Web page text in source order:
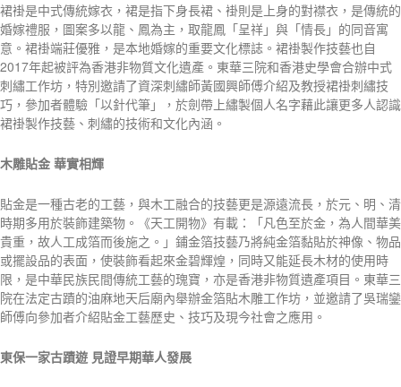
裙褂是中式傳統嫁衣，裙是指下身長裙、褂則是上身的對襟衣，是傳統的
婚嫁禮服，圖案多以龍、鳳為主，取龍鳳「呈祥」與「情長」的同音寓
意。裙褂端莊優雅，是本地婚嫁的重要文化標誌。裙褂製作技藝也自
2017年起被評為香港非物質文化遺產。東華三院和香港史學會合辦中式
刺繡工作坊，特別邀請了資深刺繡師黃國興師傅介紹及教授裙褂刺繡技
巧，參加者體驗「以針代筆」，於劍帶上繡製個人名字藉此讓更多人認識
裙褂製作技藝、刺繡的技術和文化內涵。
木雕貼金 華實相輝
貼金是一種古老的工藝，與木工融合的技藝更是源遠流長，於元、明、清
時期多用於裝飾建築物。《天工開物》有載：「凡色至於金，為人間華美
貴重，故人工成箔而後施之。」鋪金箔技藝乃將純金箔黏貼於神像、物品
或擺設品的表面，使裝飾看起來金碧輝煌，同時又能延長木材的使用時
限，是中華民族民間傳統工藝的瑰寶，亦是香港非物質遺產項目。東華三
院在法定古蹟的油麻地天后廟內舉辦金箔貼木雕工作坊，並邀請了吳瑞鑾
師傅向參加者介紹貼金工藝歷史、技巧及現今社會之應用。
東保一家古蹟遊 見證早期華人發展